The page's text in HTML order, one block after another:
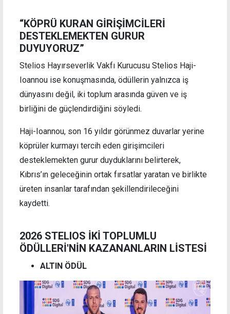
“KÖPRÜ KURAN GİRİŞİMCİLERİ
DESTEKLEMEKTEN GURUR
DUYUYORUZ”
Stelios Hayırseverlik Vakfı Kurucusu Stelios Haji-
Ioannou ise konuşmasında, ödüllerin yalnızca iş
dünyasını değil, iki toplum arasında güven ve iş
birliğini de güçlendirdiğini söyledi.
Haji-Ioannou, son 16 yıldır görünmez duvarlar yerine
köprüler kurmayı tercih eden girişimcileri
desteklemekten gurur duyduklarını belirterek,
Kıbrıs’ın geleceğinin ortak fırsatlar yaratan ve birlikte
üreten insanlar tarafından şekillendirileceğini
kaydetti.
2026 STELIOS İKİ TOPLUMLU
ÖDÜLLERİ'NİN KAZANANLARIN LİSTESİ
ALTIN ÖDÜL